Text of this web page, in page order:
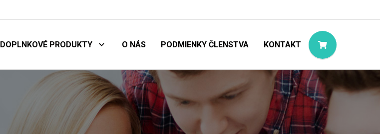
DOPLNKOVÉ PRODUKTY O NÁS PODMIENKY ČLENSTVA KONTAKT